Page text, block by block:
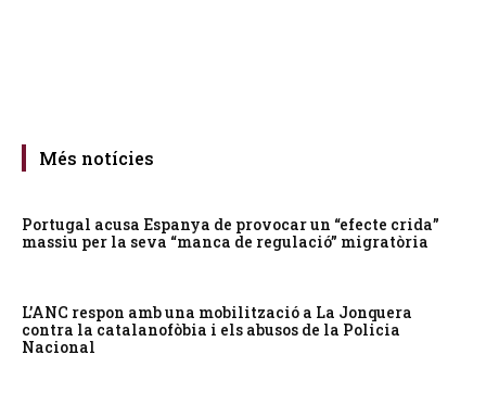
Més notícies
Portugal acusa Espanya de provocar un “efecte crida”
massiu per la seva “manca de regulació” migratòria
L’ANC respon amb una mobilització a La Jonquera
contra la catalanofòbia i els abusos de la Policia
Nacional